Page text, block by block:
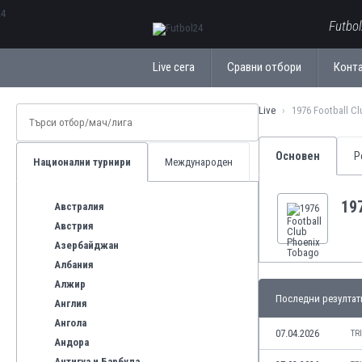
Live сега Сравни отбори
Национални турнири Международен
Австралия
Австрия
Азербайджан
Албания
Алжир
Англия
Ангола
Андора
Live 1976 Football
Основен
Последни
07.04.2026